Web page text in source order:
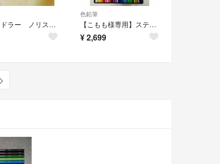
ステッドラー ノリスクラブ 色鉛筆 12色 未開封
色鉛筆
【こもも様専用】ステッドラー カラトアクェレル 水彩色鉛筆 24色
¥2,699